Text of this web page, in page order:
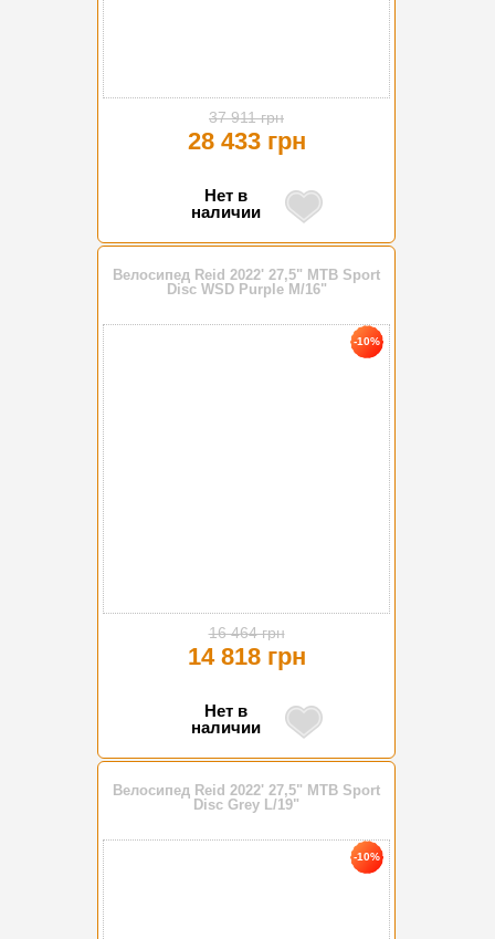
37 911 грн
28 433 грн
Нет в
наличии
Велосипед Reid 2022' 27,5" MTB Sport
Disc WSD Purple M/16"
-10%
16 464 грн
14 818 грн
Нет в
наличии
Велосипед Reid 2022' 27,5" MTB Sport
Disc Grey L/19"
-10%